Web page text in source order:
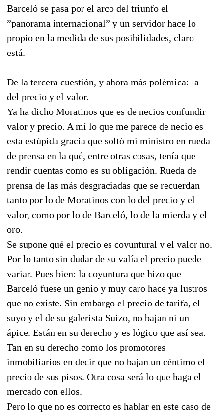
Barceló se pasa por el arco del triunfo el
”panorama internacional” y un servidor hace lo
propio en la medida de sus posibilidades, claro
está.
De la tercera cuestión, y ahora más polémica: la
del precio y el valor.
Ya ha dicho Moratinos que es de necios confundir
valor y precio. A mí lo que me parece de necio es
esta estúpida gracia que soltó mi ministro en rueda
de prensa en la qué, entre otras cosas, tenía que
rendir cuentas como es su obligación. Rueda de
prensa de las más desgraciadas que se recuerdan
tanto por lo de Moratinos con lo del precio y el
valor, como por lo de Barceló, lo de la mierda y el
oro.
Se supone qué el precio es coyuntural y el valor no.
Por lo tanto sin dudar de su valía el precio puede
variar. Pues bien: la coyuntura que hizo que
Barceló fuese un genio y muy caro hace ya lustros
que no existe. Sin embargo el precio de tarifa, el
suyo y el de su galerista Suizo, no bajan ni un
ápice. Están en su derecho y es lógico que así sea.
Tan en su derecho como los promotores
inmobiliarios en decir que no bajan un céntimo el
precio de sus pisos. Otra cosa será lo que haga el
mercado con ellos.
Pero lo que no es correcto es hablar en este caso de